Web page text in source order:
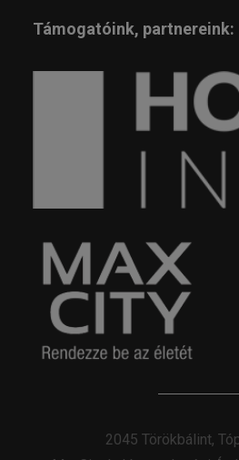
Támogatóink, partnereink:
2045 Törökbálint,